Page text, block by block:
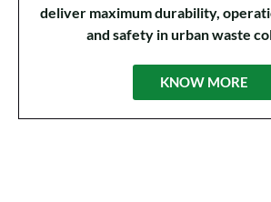
deliver maximum durability,
and safety in urban waste
KNOW MORE